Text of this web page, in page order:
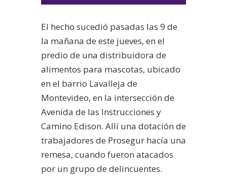
El hecho sucedió pasadas las 9 de
la mañana de este jueves, en el
predio de una distribuidora de
alimentos para mascotas, ubicado
en el barrio Lavalleja de
Montevideo, en la intersección de
Avenida de las Instrucciones y
Camino Edison. Allí una dotación de
trabajadores de Prosegur hacía una
remesa, cuando fueron atacados
por un grupo de delincuentes.